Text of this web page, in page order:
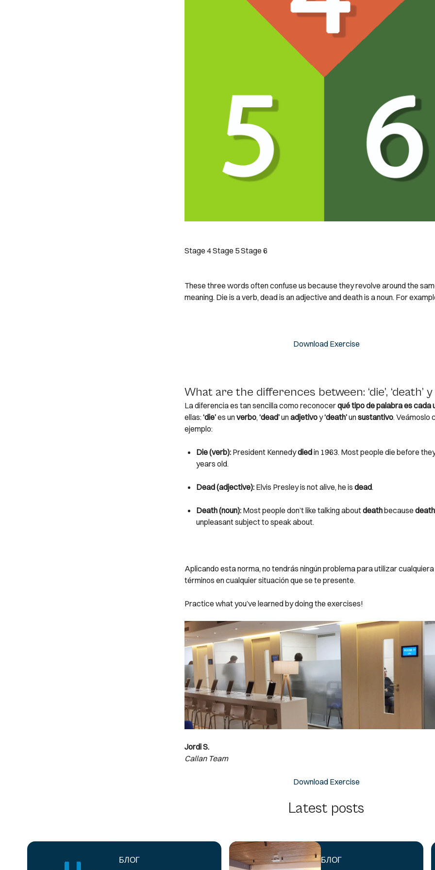
Stage 4Stage 5Stage 6
These three words often confuse us because they revolve around the
meaning. Die is a verb, dead is an adjective and death is a noun. For
Download Exercise
What are the differences between: ‘die’, ‘death’ y
La diferencia es tan sencilla como reconocerqué tipo de palabra es cada
ellas:‘die’es unverbo,‘dead’unadjetivoy‘death’unsustantivo. Veámoslo
ejemplo:
Die (verb):President Kennedydiedin 1963. Most people die before
years old.
Dead (adjective):Elvis Presley is not alive, he is dead.
Death (noun):Most people don’t like talking aboutdeathbecause death
unpleasant subject to speak about.
Aplicando esta norma, no tendrás ningún problema para utilizar
términos en cualquier situación que se te presente.
Practice what you’ve learned by doing the exercises!
Jordi S.
Callan Team
Download Exercise
Latest posts
БЛОГ БЛОГ